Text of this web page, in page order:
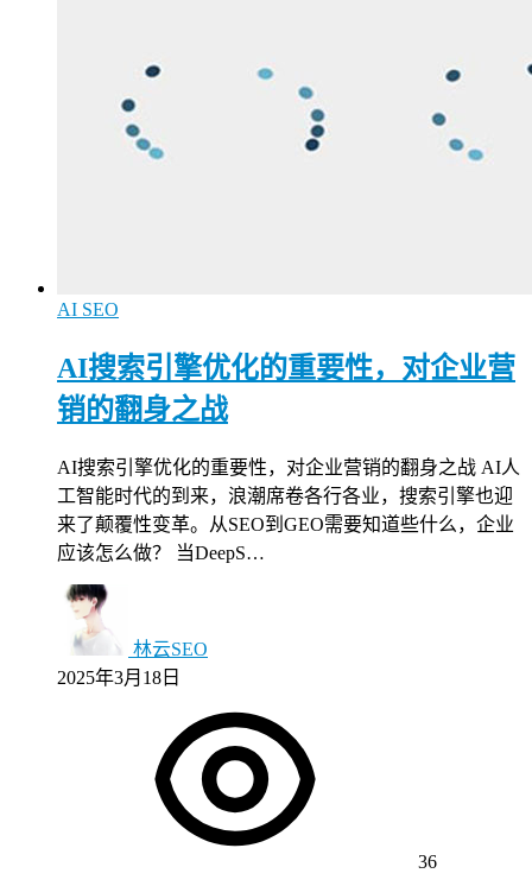
AI SEO
AI搜索引擎优化的重要性，对企业营
销的翻身之战
AI搜索引擎优化的重要性，对企业营销的翻身之战 AI人
工智能时代的到来，浪潮席卷各行各业，搜索引擎也迎
来了颠覆性变革。从SEO到GEO需要知道些什么，企业
应该怎么做？ 当DeepS…
林云SEO
2025年3月18日
36